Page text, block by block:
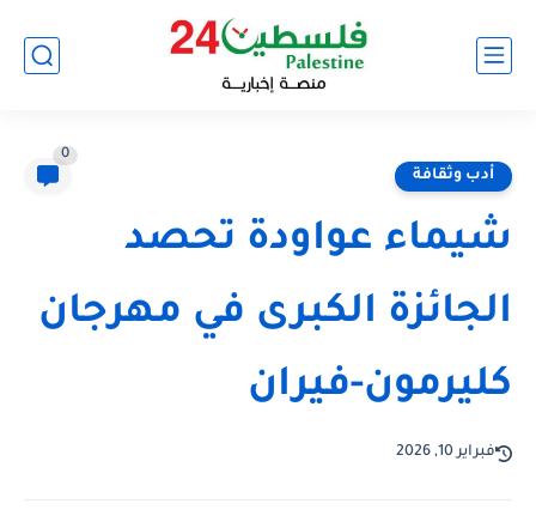
أدب وثقافة
0
شيماء عواودة تحصد
الجائزة الكبرى في مهرجان
كليرمون-فيران
فبراير 10, 2026